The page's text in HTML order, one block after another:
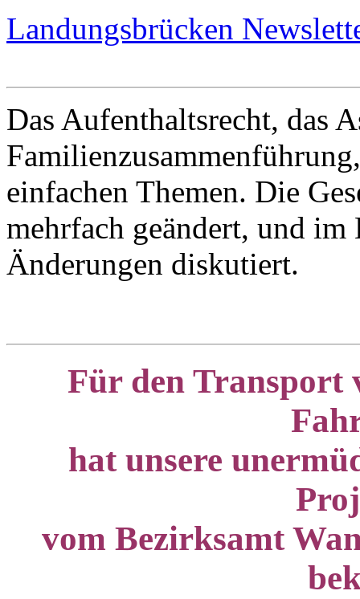
Landungsbrücken
Das Aufenthaltsrecht, das
einfachen Themen. Die
mehrfach geändert, und im
Änderungen diskutiert.
Für den Transport
hat unsere
vom Bezirksamt